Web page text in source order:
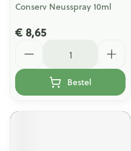
Conserv Neusspray 10ml
€ 8,65
Bestel